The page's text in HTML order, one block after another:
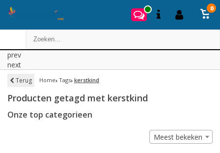
0
prev
next
Terug Home Tags kerstkind
Producten getagd met kerstkind
Onze top categorieen
Meest bekeken